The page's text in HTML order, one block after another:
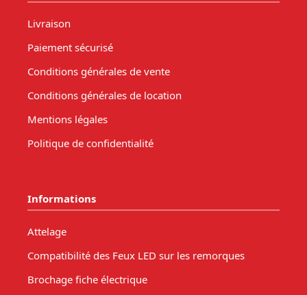
Livraison
Paiement sécurisé
Conditions générales de vente
Conditions générales de location
Mentions légales
Politique de confidentialité
Informations
Attelage
Compatibilité des Feux LED sur les remorques
Brochage fiche électrique